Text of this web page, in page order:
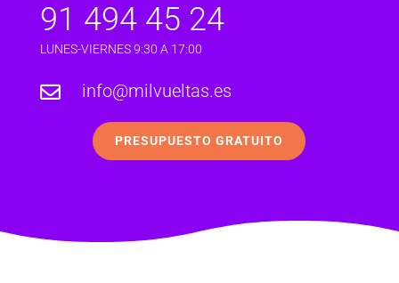
91 494 45 24
LUNES-VIERNES 9:30 A 17:00
 info@milvueltas.es
PRESUPUESTO GRATUITO